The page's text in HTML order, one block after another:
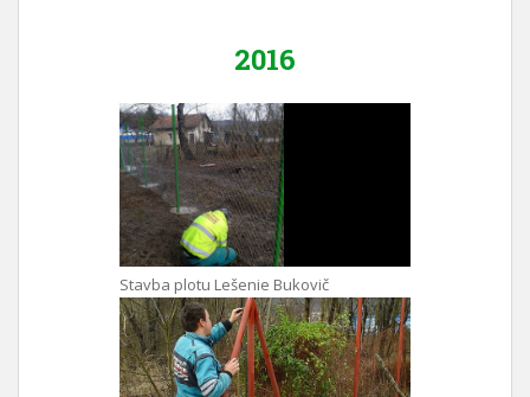
2016
Stavba plotu Lešenie Bukovič